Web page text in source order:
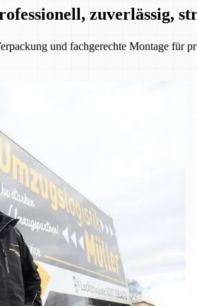
zuverlässig,
und fachgerechte Montage für